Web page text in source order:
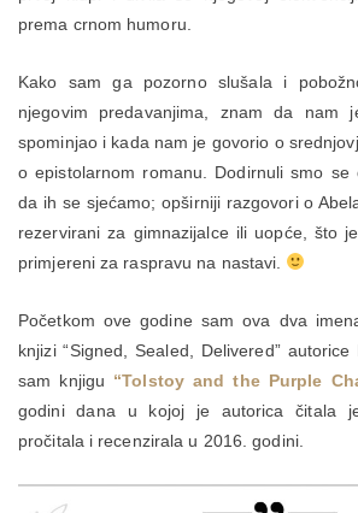
prema crnom humoru.
Kako sam ga pozorno slušala i
njegovim predavanjima, znam da nam
spominjao i kada nam je govorio o
o epistolarnom romanu. Dodirnuli smo
da ih se sjećamo; opširniji razgovori o
rezervirani za gimnazijalce ili uopće, što
primjereni za raspravu na nastavi.
Početkom ove godine sam ova dva
knjizi “Signed, Sealed, Delivered”
sam knjigu “Tolstoy and the Purple
godini dana u kojoj je autorica čitala
pročitala i recenzirala u 2016. godini.